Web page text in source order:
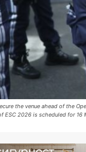
the venue ahead of the
ESC 2026 is scheduled for 16